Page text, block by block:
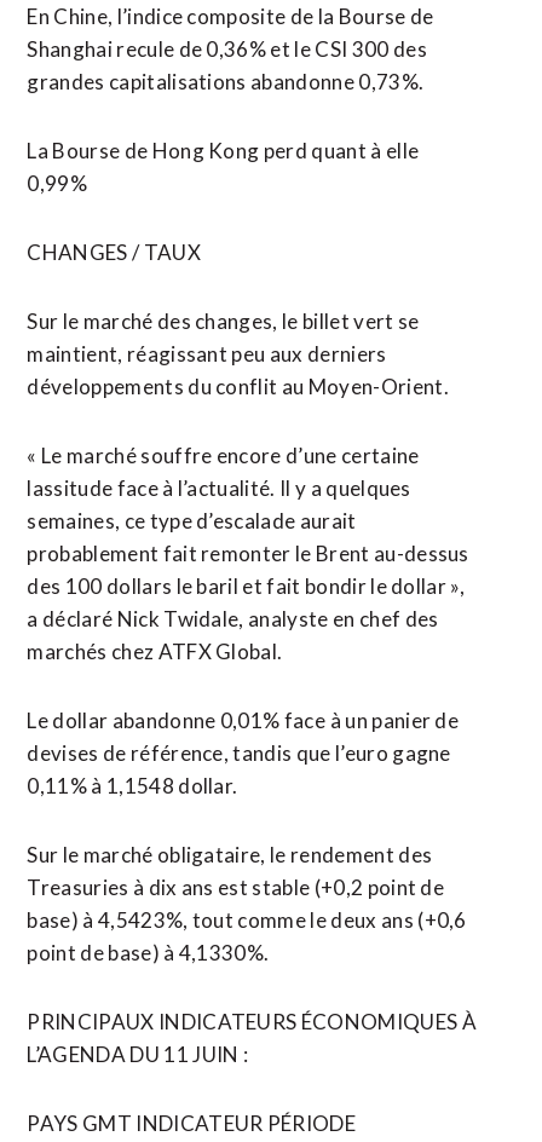
En Chine, l’indice composite de la Bourse de
Shanghai ​recule de 0,36% et le CSI 300 des
grandes capitalisations abandonne 0,73%.
La Bourse de Hong Kong perd quant à elle
0,99%
CHANGES / TAUX
Sur le marché des changes, le billet vert se
maintient, réagissant peu aux derniers
développements du conflit au Moyen-Orient.
« Le marché souffre encore d’une certaine
lassitude face à l’actualité. Il y a quelques
semaines, ce type d’escalade aurait
probablement fait remonter le Brent au-dessus
des 100 dollars le baril et fait bondir le dollar »,
a déclaré Nick Twidale, analyste en chef des
marchés chez ATFX Global.
Le dollar abandonne 0,01% face ⁠à un panier de
devises de référence, tandis que l’euro gagne
0,11% à 1,1548 dollar.
Sur le marché obligataire, le rendement des
Treasuries à dix ans est stable (+0,2 point de
base) à 4,5423%, tout comme le deux ans (+0,6
point de base) à 4,1330%.
PRINCIPAUX ​INDICATEURS ÉCONOMIQUES À
L’AGENDA DU 11 JUIN :
PAYS GMT INDICATEUR PÉRIODE